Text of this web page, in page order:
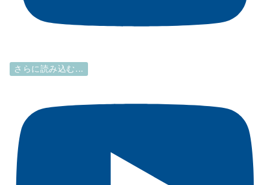
さらに読み込む...